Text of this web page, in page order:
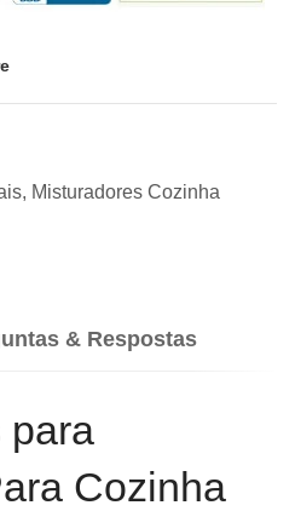
, Misturadores Cozinha
& Respostas
para
Cozinha